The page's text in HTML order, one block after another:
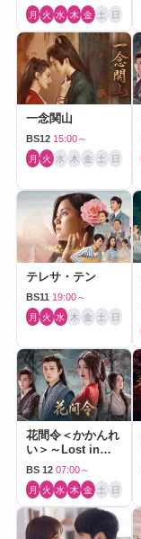
月 火 水 木 金 土 日
一念関山
BS12 15:00～
月 火 水 木 金 土 日
テレサ・テン
BS11 19:00～
月 火 水 木 金 土 日
花間令＜かかんれ
い＞～Lost in
Love～
BS 12 07:00～
月 火 水 木 金 土 日